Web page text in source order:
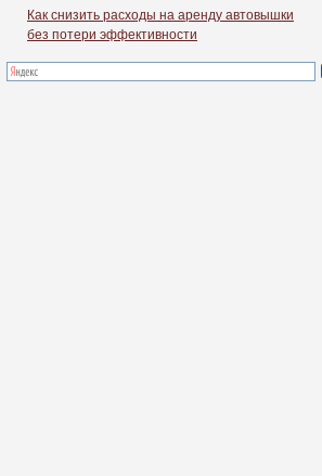
Как снизить расходы на аренду автовышки
без потери эффективности